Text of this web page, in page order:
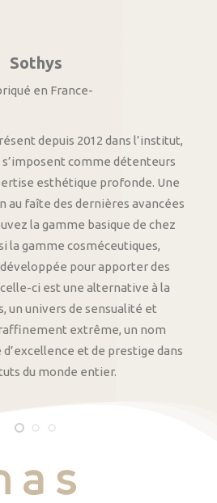
Sothys
en France-
depuis 2012 dans l’institut,
s’imposent comme détenteurs
esthétique profonde. Une
au faîte des dernières avancées
la gamme basique de chez
la gamme cosméceutiques,
pour apporter des
ci est une alternative à la
un univers de sensualité et
raffinement extrême, un nom
et de prestige dans
du monde entier.